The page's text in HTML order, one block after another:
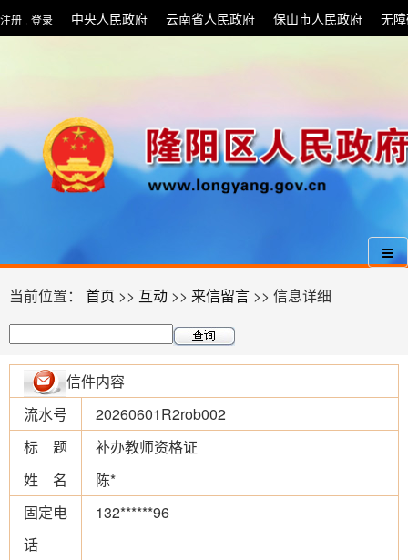
注册 | 登录 中央人民政府 云南省人民政府 保山市人民政府 无
当前位置： 首页 >> 互动 >> 来信留言 >> 信息详细
信件内容
流水号
20260601R2rob002
标 题
补办教师资格证
姓 名
陈*
固定电
话
132******96